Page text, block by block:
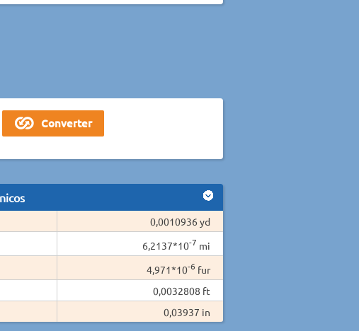
0,0010936 yd
6,2137*10-7 mi
4,971*10-6 fur
0,0032808 ft
0,03937 in